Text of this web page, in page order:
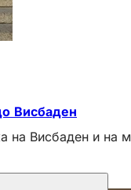
Висбаден
на Висбаден и на